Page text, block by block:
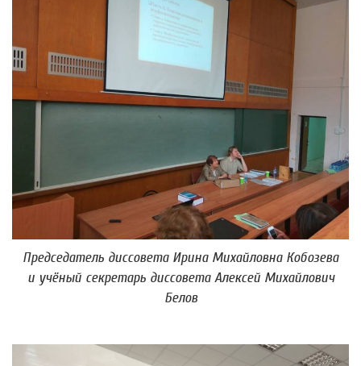
Председатель диссовета Ирина Михайловна Кобозева
и учёный секретарь диссовета Алексей Михайлович
Белов